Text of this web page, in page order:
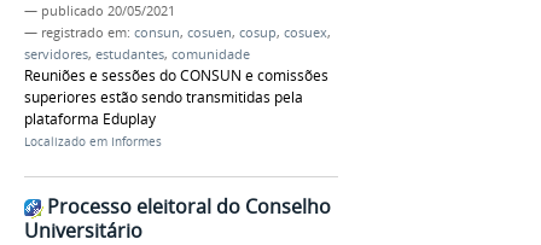
— publicado 20/05/2021
— registrado em: consun, cosuen, cosup, cosuex,
servidores, estudantes, comunidade
Reuniões e sessões do CONSUN e comissões
superiores estão sendo transmitidas pela
plataforma Eduplay
Localizado em Informes
Processo eleitoral do Conselho
Universitário